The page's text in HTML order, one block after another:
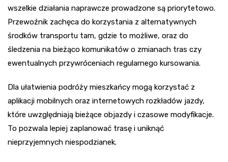
wszelkie działania naprawcze prowadzone są priorytetowo.
Przewoźnik zachęca do korzystania z alternatywnych
środków transportu tam, gdzie to możliwe, oraz do
śledzenia na bieżąco komunikatów o zmianach tras czy
ewentualnych przywróceniach regularnego kursowania.
Dla ułatwienia podróży mieszkańcy mogą korzystać z
aplikacji mobilnych oraz internetowych rozkładów jazdy,
które uwzględniają bieżące objazdy i czasowe modyfikacje.
To pozwala lepiej zaplanować trasę i uniknąć
nieprzyjemnych niespodzianek.